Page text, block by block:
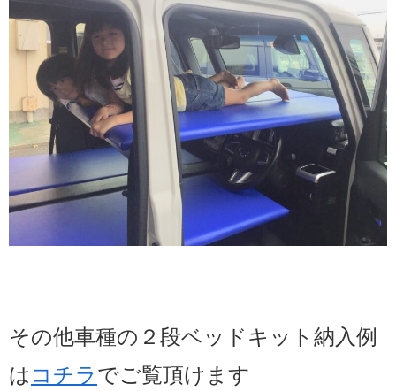
その他車種の２段ベッドキット納入例
は コチラ でご覧頂けます